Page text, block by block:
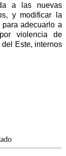
a las nuevas
y modificar la
adecuarlo a
violencia de
Este, internos